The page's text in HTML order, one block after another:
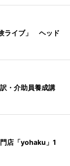
ライブ」 ヘッド
・介助員養成講
店「yohaku」1